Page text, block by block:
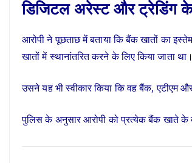
डिजिटल अरेस्ट और ट्रेडिंग के
आरोपी ने पूछताछ में बताया कि बैंक खातों का
खातों में स्थानांतरित करने के लिए किया जाता था।
उसने यह भी स्वीकार किया कि वह बैंक, एटीएम
पुलिस के अनुसार आरोपी को प्रत्येक बैंक खाते के